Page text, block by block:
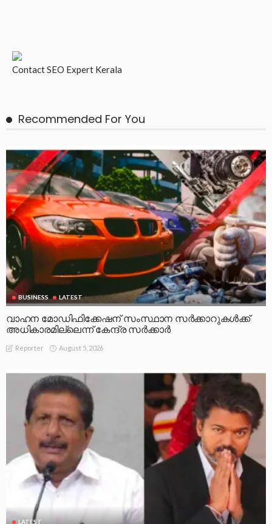
ContactSEO Expert Kerala
Recommended For You
BUSINESS LATEST
വാഹന മോഡിഫിക്കേഷന് സംസ്ഥാന സർക്കാറുകൾക്ക്
അധികാരമില്ലെന്ന് കേന്ദ്ര സർക്കാർ
Reporter August 5, 2026
LATEST